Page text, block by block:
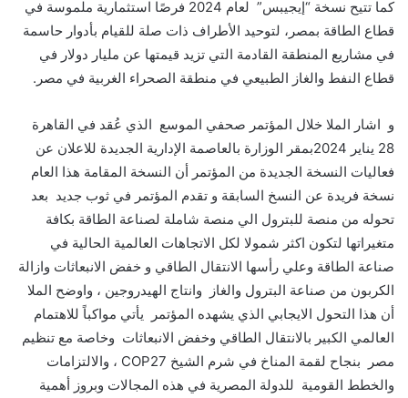
كما تتيح نسخة “إيجيبس” لعام 2024 فرصًا استثمارية ملموسة في
قطاع الطاقة بمصر، لتوحيد الأطراف ذات صلة للقيام بأدوار حاسمة
في مشاريع المنطقة القادمة التي تزيد قيمتها عن مليار دولار في
قطاع النفط والغاز الطبيعي في منطقة الصحراء الغربية في مصر .
و اشار الملا خلال المؤتمر صحفي الموسع الذي عُقد في القاهرة
28 يناير 2024
بمقر الوزارة بالعاصمة الإدارية الجديدة للاعلان عن
فعاليات النسخة الجديدة من المؤتمر أن النسخة المقامة هذا العام
نسخة فريدة عن النسخ السابقة و تقدم المؤتمر في ثوب جديد بعد
تحوله من منصة للبترول الي منصة شاملة لصناعة الطاقة بكافة
متغيراتها لتكون اكثر شمولا لكل الاتجاهات العالمية الحالية في
صناعة الطاقة وعلي رأسها الانتقال الطاقي و خفض الانبعاثات وازالة
الكربون من صناعة البترول والغاز وانتاج الهيدروجين ، واوضح الملا
أن هذا التحول الايجابي الذي يشهده المؤتمر يأتي مواكباً للاهتمام
العالمي الكبير بالانتقال الطاقي وخفض الانبعاثات وخاصة مع تنظيم
مصر بنجاح لقمة المناخ في شرم الشيخ COP27 ، والالتزامات
والخطط القومية للدولة المصرية في هذه المجالات وبروز أهمية